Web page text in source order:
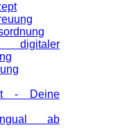
- Deine
ab